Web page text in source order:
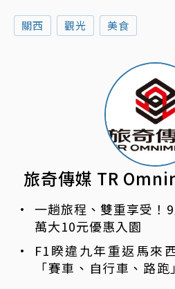
關西 觀光 美食
旅奇傳媒 TR
一趟旅程、雙重享受！
萬大10元優惠入園
F1睽違九年重返馬來
「賽車、自行車、路